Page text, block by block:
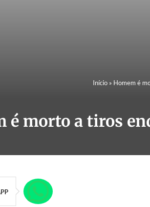
Início» Homem é
é morto a tiros